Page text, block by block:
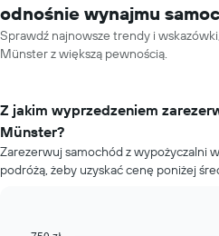
odnośnie wynajmu
Sprawdź najnowsze trendy i
Münster z większą pewnością.
Z jakim wyprzedzeniem
Münster?
Zarezerwuj samochód z wypożyczalni
podróżą, żeby uzyskać cenę poniżej